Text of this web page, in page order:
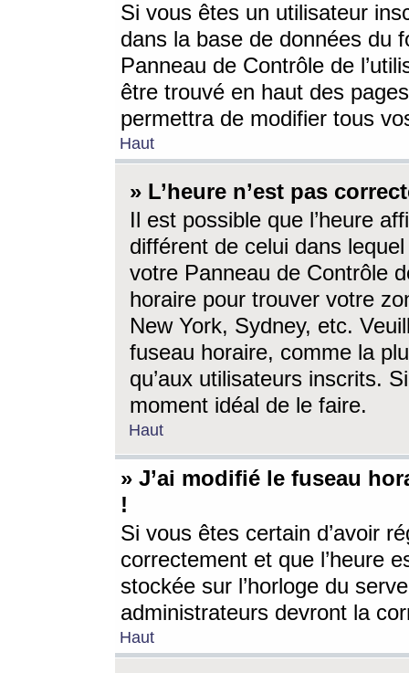
Si vous êtes un utilisateur
dans la base de données du
Panneau de Contrôle de
être trouvé en haut des
permettra de modifier tous
Haut
» L’heure n’est pas
Il est possible que l’heure
différent de celui dans
votre Panneau de Contrôle
horaire pour trouver votre
New York, Sydney, etc.
fuseau horaire, comme la
qu’aux utilisateurs inscrits.
moment idéal de le faire.
Haut
» J’ai modifié le fuseau
!
Si vous êtes certain d’avoir
correctement et que l’heure
stockée sur l’horloge du
administrateurs devront la
Haut